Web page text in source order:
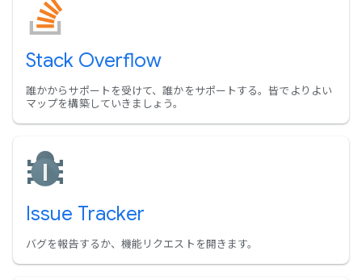
Stack Overflow
誰かからサポートを受けて、誰かをサポートする。皆でよりよい
マップを構築していきましょう。
Issue Tracker
バグを報告するか、機能リクエストを開きます。